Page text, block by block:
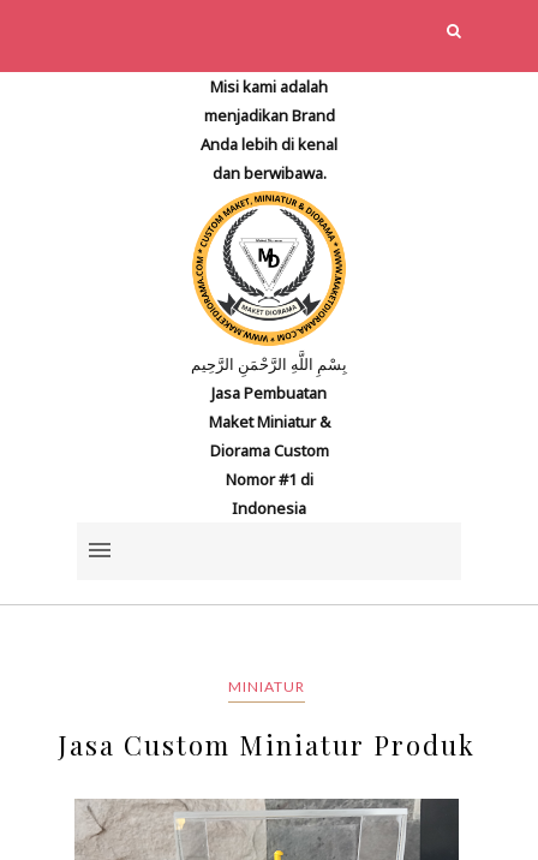
Misi kami adalah
menjadikan Brand
Anda lebih di kenal
dan berwibawa.
بِسْمِ اللَّهِ الرَّحْمَنِ الرَّحِيم
Jasa Pembuatan
Maket Miniatur &
Diorama Custom
Nomor #1 di
Indonesia
MINIATUR
Jasa Custom Miniatur Produk